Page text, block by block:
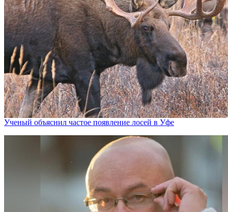
Ученый объяснил частое появление лосей в Уфе